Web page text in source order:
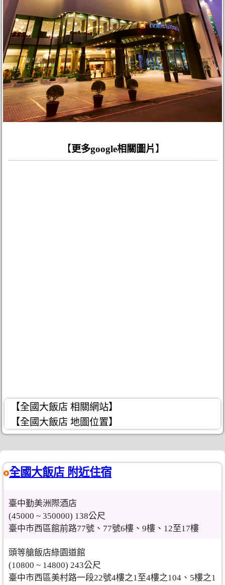
【更多google相關圖片】
【全國大飯店 相關網站】
【全國大飯店 地圖位置】
全國大飯店 附近住宿
臺中勤美洲際酒店
(45000 ~ 350000) 138公尺
臺中市西區館前路77號、77號6樓、9樓、12至17樓
頭等艙飯店綠園道館
(10800 ~ 14800) 243公尺
臺中市西區美村路一段22號4樓之1至4樓之104、5樓之1